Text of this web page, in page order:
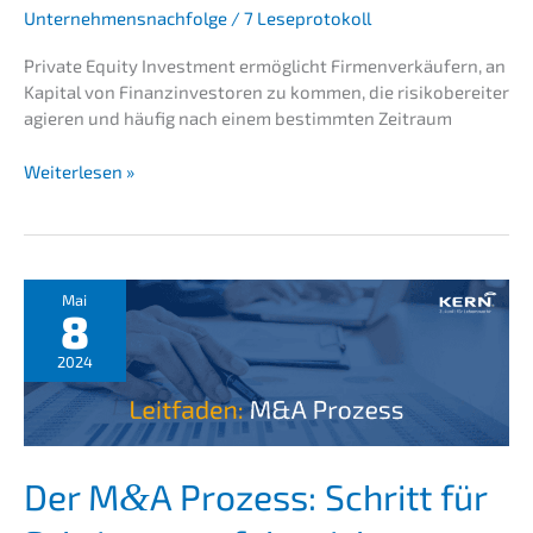
Unternehmensnachfolge / 7 Leseprotokoll
Priva­te Equity Invest­ment ermög­licht Firmen­ver­käu­fern, an
Kapital von Finanz­in­ves­to­ren zu kommen, die risiko­be­rei­ter
agieren und häufig nach einem bestimm­ten Zeitraum
Priva­
ment:
Strate­
die
Unternehmens­
nachfolge
Mittelstand
Weiterlesen »
Mai
8
2024
Der M&A Prozess: Schritt für